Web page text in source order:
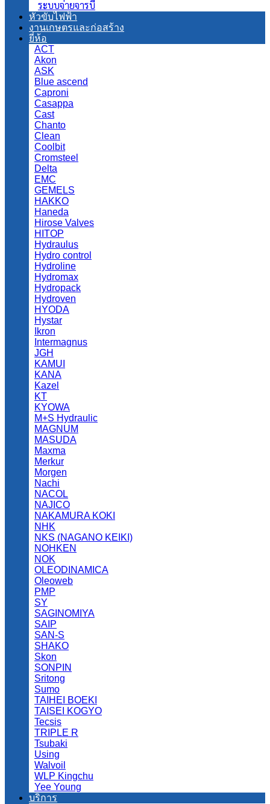
ระบบจ่ายจารบี
หัวขับไฟฟ้า
งานเกษตรและก่อสร้าง
ยี่ห้อ
ACT
Akon
ASK
Blue ascend
Caproni
Casappa
Cast
Chanto
Clean
Coolbit
Cromsteel
Delta
EMC
GEMELS
HAKKO
Haneda
Hirose Valves
HITOP
Hydraulus
Hydro control
Hydroline
Hydromax
Hydropack
Hydroven
HYODA
Hystar
Ikron
Intermagnus
JGH
KAMUI
KANA
Kazel
KT
KYOWA
M+S Hydraulic
MAGNUM
MASUDA
Maxma
Merkur
Morgen
Nachi
NACOL
NAJICO
NAKAMURA KOKI
NHK
NKS (NAGANO KEIKI)
NOHKEN
NOK
OLEODINAMICA
Oleoweb
PMP
SY
SAGINOMIYA
SAIP
SAN-S
SHAKO
Skon
SONPIN
Sritong
Sumo
TAIHEI BOEKI
TAISEI KOGYO
Tecsis
TRIPLE R
Tsubaki
Using
Walvoil
WLP Kingchu
Yee Young
บริการ